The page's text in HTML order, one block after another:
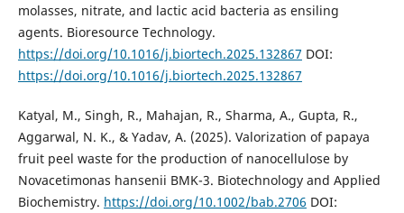
molasses, nitrate, and lactic acid bacteria as ensiling
agents. Bioresource Technology.
https://doi.org/10.1016/j.biortech.2025.132867 DOI:
https://doi.org/10.1016/j.biortech.2025.132867
Katyal, M., Singh, R., Mahajan, R., Sharma, A., Gupta, R.,
Aggarwal, N. K., & Yadav, A. (2025). Valorization of papaya
fruit peel waste for the production of nanocellulose by
Novacetimonas hansenii BMK-3. Biotechnology and Applied
Biochemistry. https://doi.org/10.1002/bab.2706 DOI: